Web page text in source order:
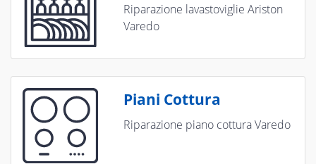
Riparazione lavastoviglie Ariston
Varedo
Piani Cottura
Riparazione piano cottura Varedo